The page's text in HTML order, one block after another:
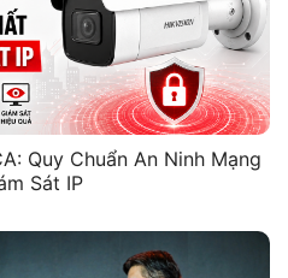
Quy Chuẩn An Ninh Mạng
Sát IP